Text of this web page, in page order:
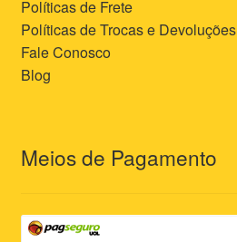
Políticas de Frete
Políticas de Trocas e Devoluções
Fale Conosco
Blog
Meios de Pagamento